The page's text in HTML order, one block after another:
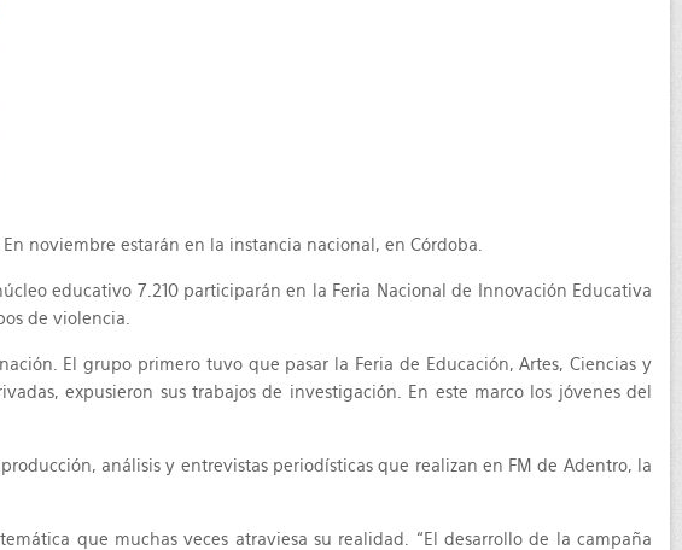
noviembre estarán en la instancia nacional, en Córdoba.
educativo 7.210 participarán en la Feria Nacional de Innovación Educativa
de violencia.
El grupo primero tuvo que pasar la Feria de Educación, Artes, Ciencias y
expusieron sus trabajos de investigación. En este marco los jóvenes del
análisis y entrevistas periodísticas que realizan en FM de Adentro, la
que muchas veces atraviesa su realidad. “El desarrollo de la campaña